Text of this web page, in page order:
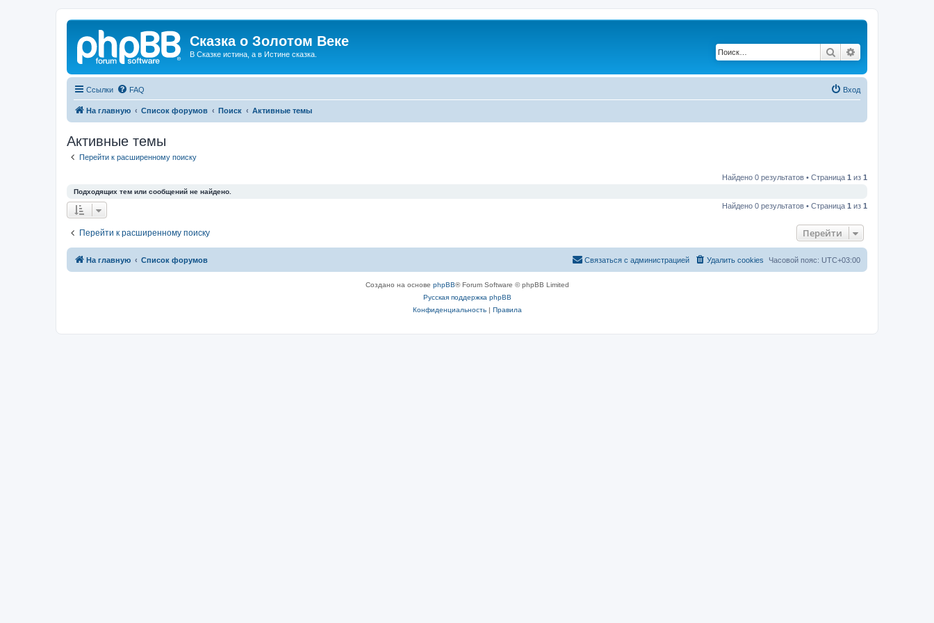
Сказка о Золотом Веке
В Сказке истина, а в Истине сказка. Поиск
Ссылки FAQ Вход
На главную Список форумов Поиск Активные темы
Активные темы
Перейти к расширенному поиску
Найдено 0 результатов • Страница 1 из 1
Подходящих тем или сообщений не найдено.
Найдено 0 результатов • Страница 1 из 1
Перейти к расширенному поиску Перейти
На главную Список форумов Часовой пояс: UTC+03:00
Удалить cookies
Связаться с администрацией
Создано на основе phpBB® Forum Software © phpBB Limited
Русская поддержка phpBB
Конфиденциальность| Правила